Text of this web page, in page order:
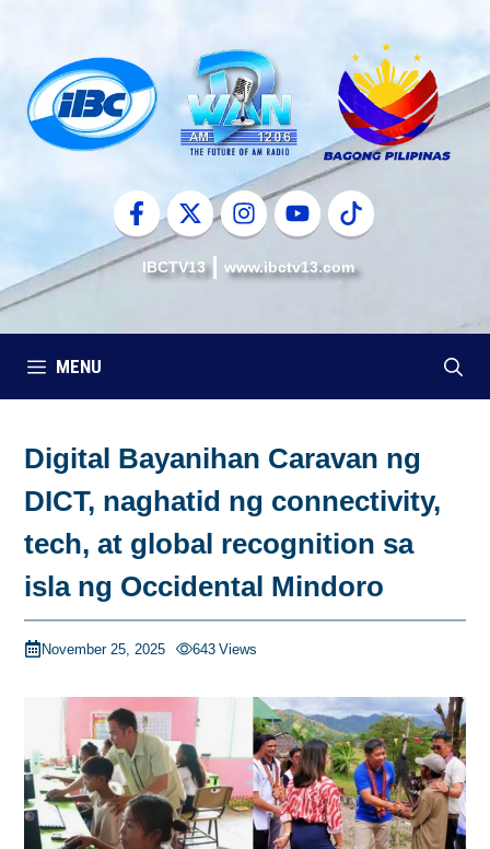
content
IBCTV13 www.ibctv13.com
MENU
Digital Bayanihan Caravan ng
DICT, naghatid ng connectivity,
tech, at global recognition sa
isla ng Occidental Mindoro
November 25, 2025 643 Views